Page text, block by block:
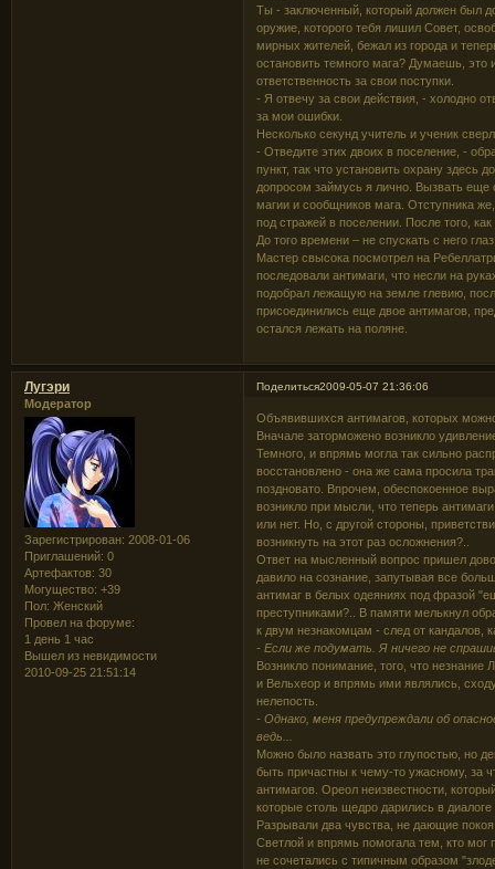
Ты - заключенный, который должен был
оружие, которого тебя лишил Совет,
мирных жителей, бежал из города и
остановить темного мага? Думаешь, это
ответственность за свои поступки.
- Я отвечу за свои действия, - холодно
за мои ошибки.
Несколько секунд учитель и ученик
- Отведите этих двоих в поселение, -
пункт, так что установить охрану здесь
допросом займусь я лично. Вызвать еще
магии и сообщников мага. Отступника
под стражей в поселении. После того,
До того времени – не спускать с него
Мастер свысока посмотрел на
последовали антимаги, что несли на
подобрал лежащую на земле глевию,
присоединились еще двое антимагов,
остался лежать на поляне.
Поделиться2009-05-07 21:36:06
Лугэри
Модератор
Зарегистрирован: 2008-01-06
Приглашений: 0
Артефактов: 30
Могущество: +39
Пол: Женский
Провел на форуме:
1 день 1 час
Вышел из невидимости
2010-09-25 21:51:14
Объявившихся антимагов, которых
Вначале заторможено возникло
Темного, и впрямь могла так сильно
восстановлено - она же сама просила
поздновато. Впрочем, обеспокоенное
возникло при мысли, что теперь
или нет. Но, с другой стороны,
возникнуть на этот раз осложнения?..
Ответ на мысленный вопрос пришел
давило на сознание, запутывая все
антимаг в белых одеяниях под фразой
преступниками?.. В памяти мелькнул
к двум незнакомцам - след от кандалов,
- Если же подумать. Я ничего не
Возникло понимание, того, что
и Вельхеор и впрямь ими являлись,
нелепость.
- Однако, меня предупреждали об
ведь...
Можно было назвать это глупостью, но
быть причастны к чему-то ужасному, за
антимагов. Ореол неизвестности,
которые столь щедро дарились в
Разрывали два чувства, не дающие
Светлой и впрямь помогала тем, кто
не сочетались с типичным образом